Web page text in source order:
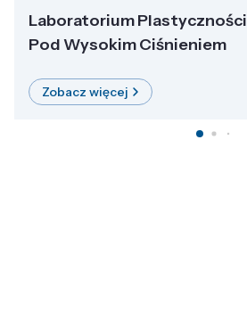
Laboratorium Plastyczności
Pod Wysokim Ciśnieniem
Zobacz więcej